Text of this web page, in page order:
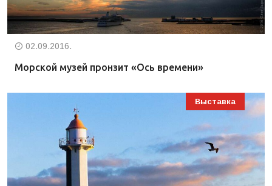
02.09.2016.
Морской музей пронзит «Ось времени»
Выставка